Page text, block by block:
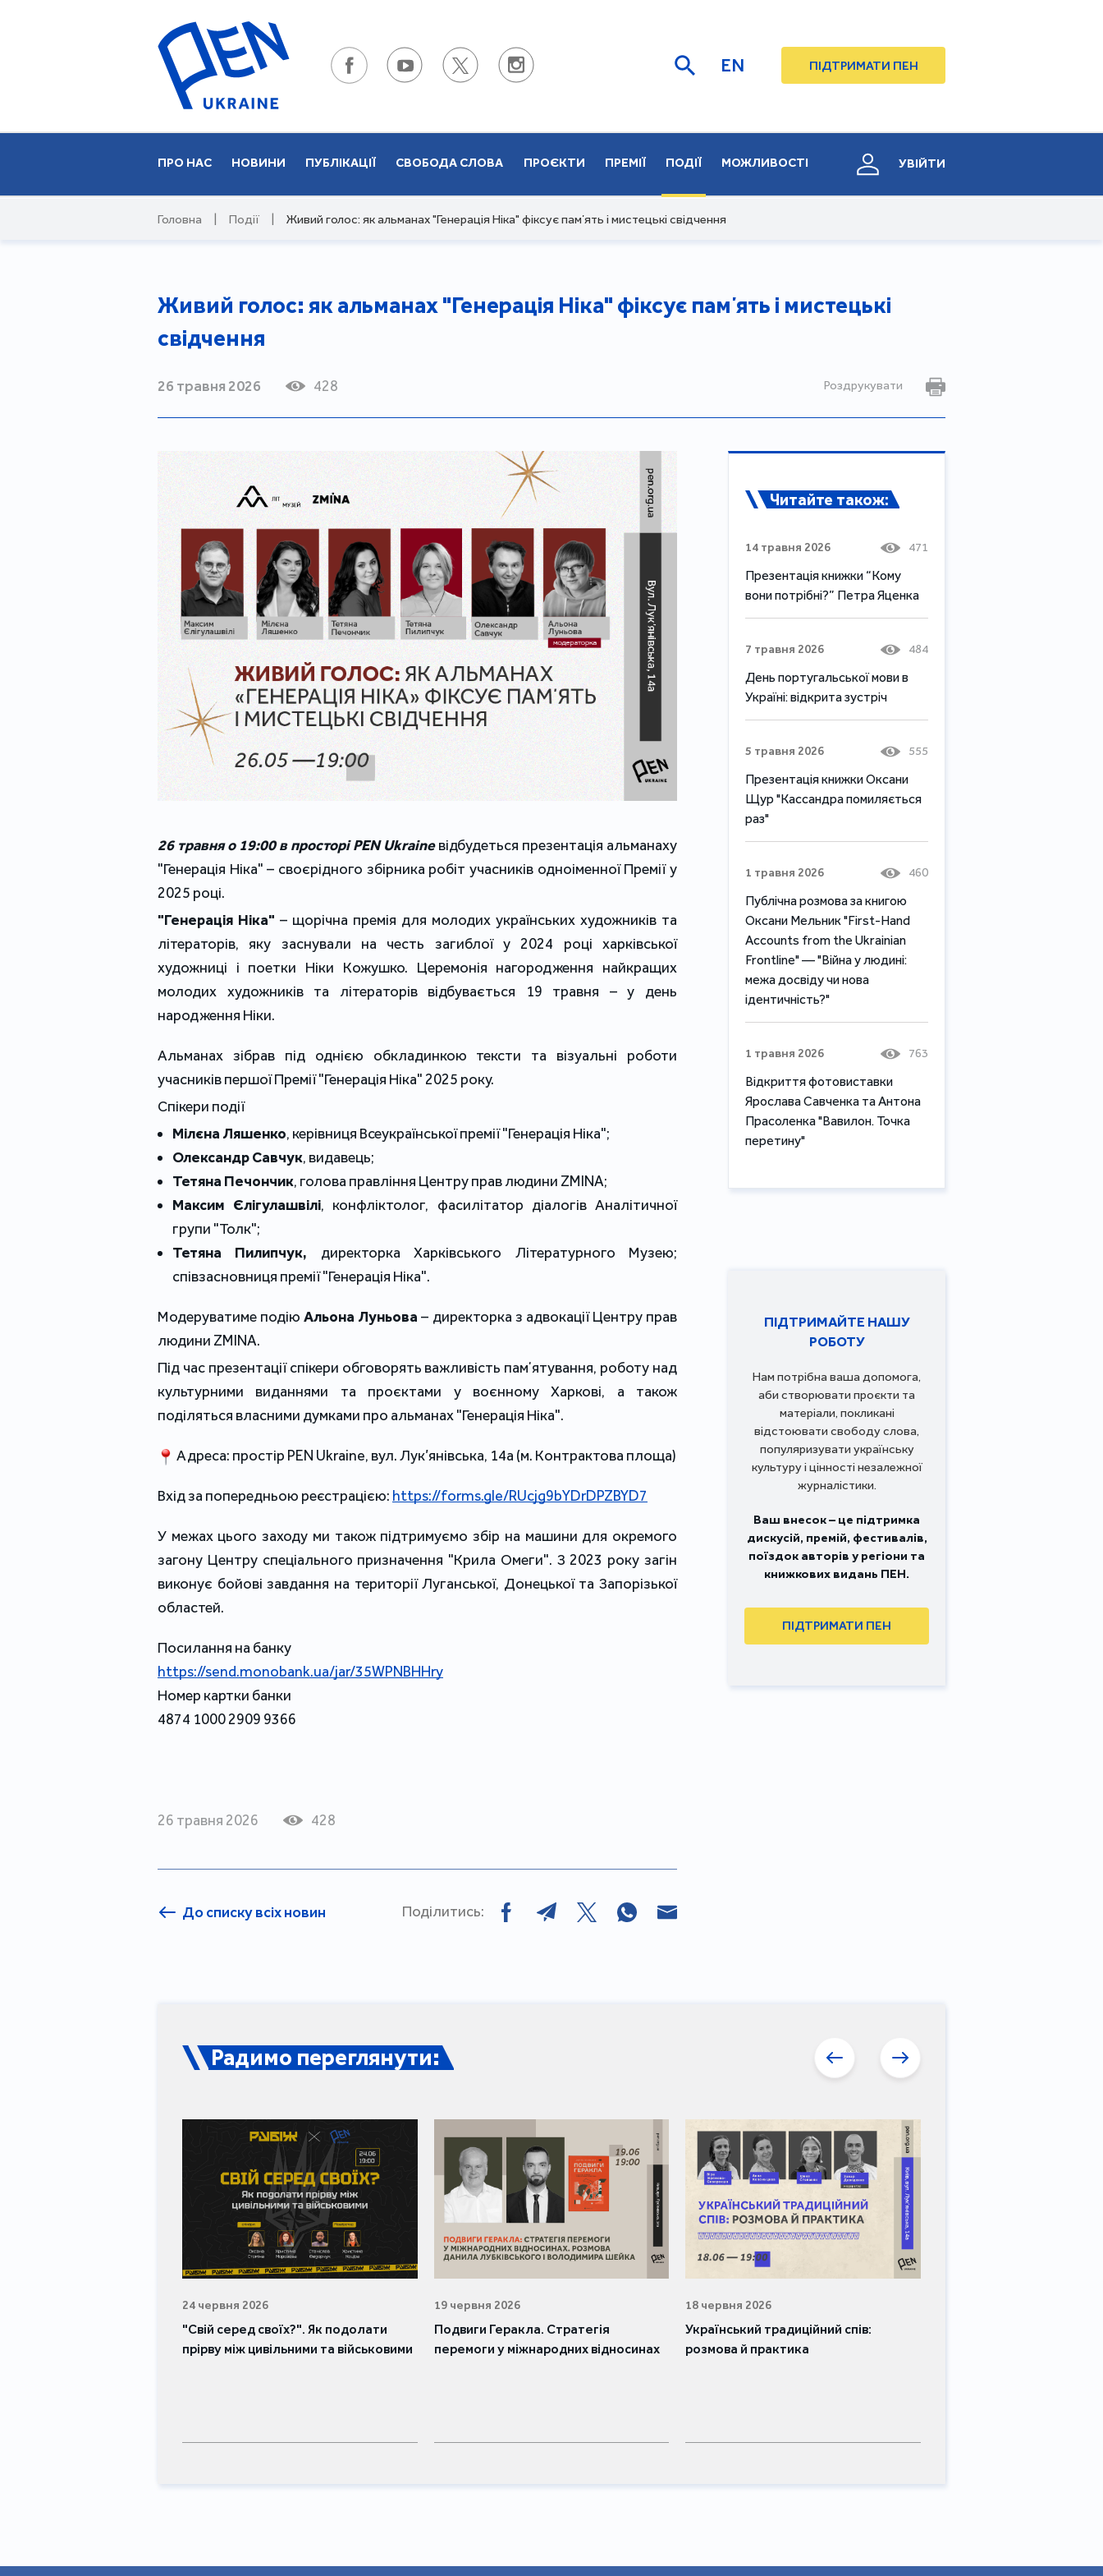
EN ПІДТРИМАТИ ПЕН
ПРО НАС НОВИНИ ПУБЛІКАЦІЇ СВОБОДА СЛОВА ПРОЄКТИ ПРЕМІЇ ПОДІЇ МОЖЛИВОСТІ УВІЙТИ
Головна Події Живий голос: як альманах "Генерація Ніка" фіксує памʼять і мистецькі свідчення
Живий голос: як альманах "Генерація Ніка" фіксує памʼять і мистецькі
свідчення
26 травня 2026 428 Роздрукувати
26 травня о 19:00 в просторі PEN Ukraine відбудеться презентація альманаху
"Генерація Ніка" – своєрідного збірника робіт учасників одноіменної Премії у
2025 році.
"Генерація Ніка" – щорічна премія для молодих українських художників та
літераторів, яку заснували на честь загиблої у 2024 році харківської
художниці і поетки Ніки Кожушко. Церемонія нагородження найкращих
молодих художників та літераторів відбувається 19 травня – у день
народження Ніки.
Альманах зібрав під однією обкладинкою тексти та візуальні роботи
учасників першої Премії "Генерація Ніка" 2025 року.
Спікери події
Мілєна Ляшенко, керівниця Всеукраїнської премії "Генерація Ніка";
Олександр Савчук, видавець;
Тетяна Печончик, голова правління Центру прав людини ZMINA;
Максим Єлігулашвілі, конфліктолог, фасилітатор діалогів Аналітичної
групи "Толк";
Тетяна Пилипчук, директорка Харківського Літературного Музею;
співзасновниця премії "Генерація Ніка".
Модеруватиме подію Альона Луньова – директорка з адвокації Центру прав
людини ZMINA.
Під час презентації спікери обговорять важливість памʼятування, роботу над
культурними виданнями та проєктами у воєнному Харкові, а також
поділяться власними думками про альманах "Генерація Ніка".
Адреса: простір PEN Ukraine, вул. Лук’янівська, 14а (м. Контрактова площа)
Вхід за попередньою реєстрацією: https://forms.gle/RUcjg9bYDrDPZBYD7
У межах цього заходу ми також підтримуємо збір на машини для окремого
загону Центру спеціального призначення "Крила Омеги". З 2023 року загін
виконує бойові завдання на території Луганської, Донецької та Запорізької
областей.
Посилання на банку
https://send.monobank.ua/jar/35WPNBHHry
Номер картки банки
4874 1000 2909 9366
26 травня 2026 428
До списку всіх новин Поділитись:
Читайте також:
14 травня 2026 471
Презентація книжки “Кому
вони потрібні?” Петра Яценка
7 травня 2026 484
День португальської мови в
Україні: відкрита зустріч
5 травня 2026 555
Презентація книжки Оксани
Щур "Кассандра помиляється
раз"
1 травня 2026 460
Публічна розмова за книгою
Оксани Мельник "First-Hand
Accounts from the Ukrainian
Frontline" — "Війна у людині:
межа досвіду чи нова
ідентичність?"
1 травня 2026 763
Відкриття фотовиставки
Ярослава Савченка та Антона
Прасоленка "Вавилон. Точка
перетину"
ПІДТРИМАЙТЕ НАШУ
РОБОТУ
Нам потрібна ваша допомога,
аби створювати проєкти та
матеріали, покликані
відстоювати свободу слова,
популяризувати українську
культуру і цінності незалежної
журналістики.
Ваш внесок – це підтримка
дискусій, премій, фестивалів,
поїздок авторів у регіони та
книжкових видань ПЕН.
ПІДТРИМАТИ ПЕН
Радимо переглянути:
24 червня 2026
"Свій серед своїх?". Як подолати
прірву між цивільними та військовими
19 червня 2026
Подвиги Геракла. Стратегія
перемоги у міжнародних відносинах
18 червня 2026
Український традиційний спів:
розмова й практика